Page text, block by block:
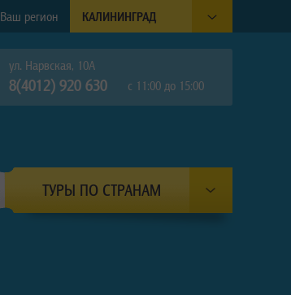
КАЛИНИНГРАД
Ваш регион
ТУРЫ ПО СТРАНАМ
ул. Нарвская, 10А
с 11:00 до 15:00
8(4012) 920 630